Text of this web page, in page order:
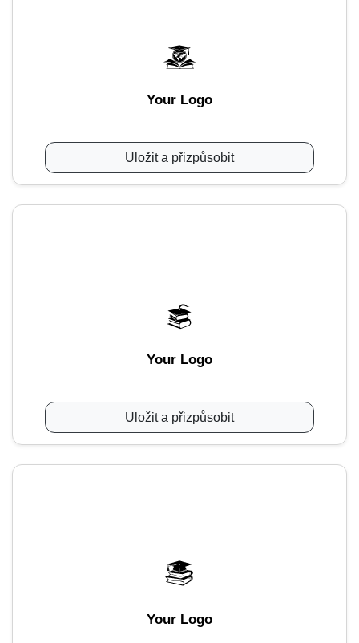
Your Logo
Uložit a přizpůsobit
Your Logo
Uložit a přizpůsobit
Your Logo